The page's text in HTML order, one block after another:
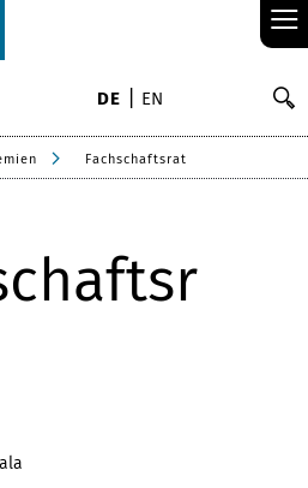
≡
DE EN
Fachschaftsrat